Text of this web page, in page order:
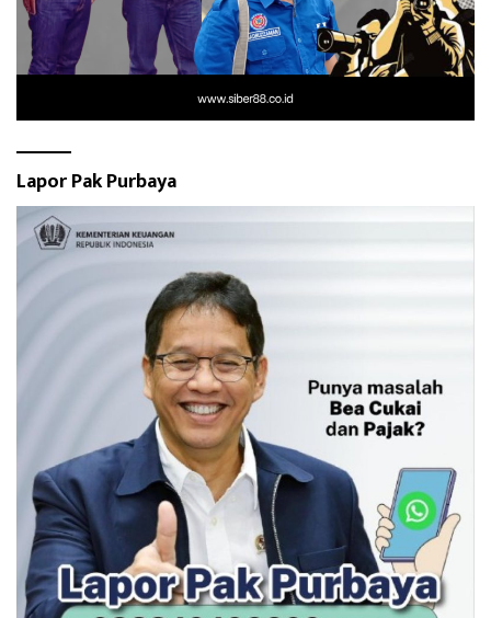
Lapor Pak Purbaya